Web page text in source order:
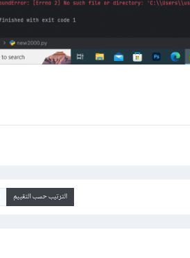
الترتيب حسب التقييم